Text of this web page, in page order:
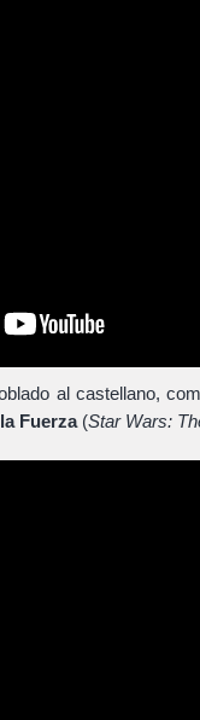
al castellano,
Fuerza(Star Wars: